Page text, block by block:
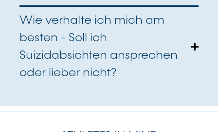
Wie verhalte ich mich am
besten - Soll ich
Suizidabsichten ansprechen
oder lieber nicht?